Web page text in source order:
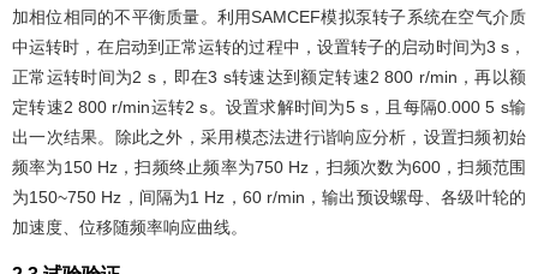
加相位相同的不平衡质量。利用SAMCEF模拟泵转子系统在空气介质
中运转时，在启动到正常运转的过程中，设置转子的启动时间为3 s，
正常运转时间为2 s，即在3 s转速达到额定转速2 800 r/min，再以额
定转速2 800 r/min运转2 s。设置求解时间为5 s，且每隔0.000 5 s输
出一次结果。除此之外，采用模态法进行谐响应分析，设置扫频初始
频率为150 Hz，扫频终止频率为750 Hz，扫频次数为600，扫频范围
为150~750 Hz，间隔为1 Hz，60 r/min，输出预设螺母、各级叶轮的
加速度、位移随频率响应曲线。